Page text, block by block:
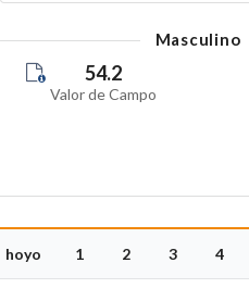
Masculino
54.2
Valor de Campo
hoyo 1 2 3 4